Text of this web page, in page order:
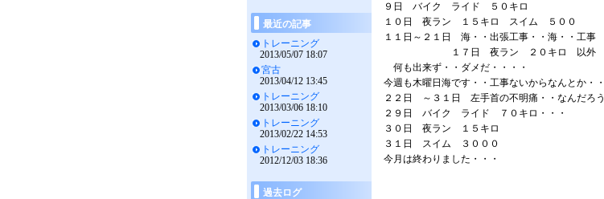
９日 バイク ライド ５０キロ
１０日 夜ラン １５キロ スイム ５００
１１日～２１日 海・・出張工事・・海・・工事
１７日 夜ラン ２０キロ 以外
何も出来ず・・ダメだ・・・・
今週も木曜日海です・・工事ないからなんとか・・
２２日 ～３１日 左手首の不明痛・・なんだろう
２９日 バイク ライド ７０キロ・・・
３０日 夜ラン １５キロ
３１日 スイム ３０００
今月は終わりました・・・
最近の記事
トレーニング
2013/05/07 18:07
宮古
2013/04/12 13:45
トレーニング
2013/03/06 18:10
トレーニング
2013/02/22 14:53
トレーニング
2012/12/03 18:36
過去ログ